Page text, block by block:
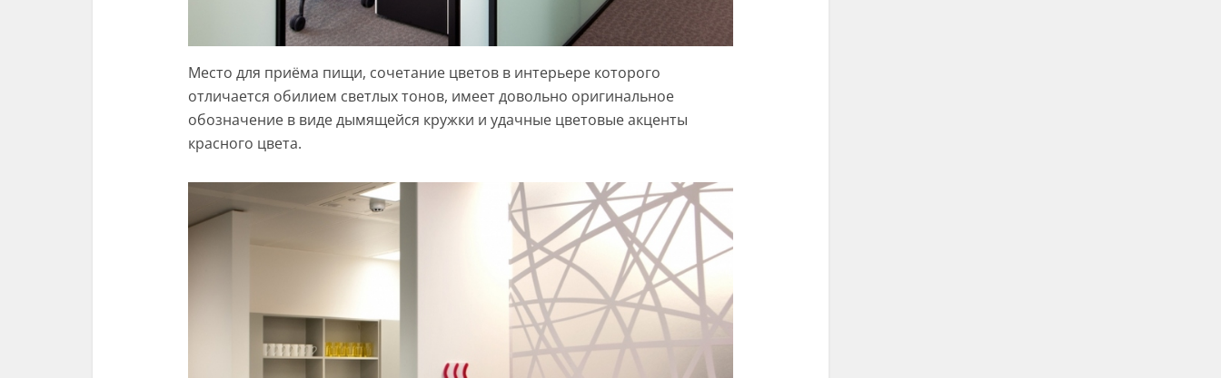
Место для приёма пищи, сочетание цветов в интерьере которого
отличается обилием светлых тонов, имеет довольно оригинальное
обозначение в виде дымящейся кружки и удачные цветовые акценты
красного цвета.